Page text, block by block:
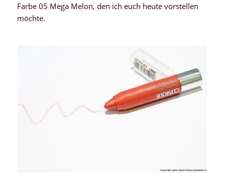
Farbe 05 Mega Melon, den ich euch heute vorstellen
möchte.